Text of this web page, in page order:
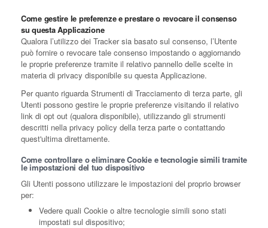
Come gestire le preferenze e prestare o revocare il consenso
su questa Applicazione
Qualora l’utilizzo dei Tracker sia basato sul consenso, l’Utente
può fornire o revocare tale consenso impostando o aggiornando
le proprie preferenze tramite il relativo pannello delle scelte in
materia di privacy disponibile su questa Applicazione.
Per quanto riguarda Strumenti di Tracciamento di terza parte, gli
Utenti possono gestire le proprie preferenze visitando il relativo
link di opt out (qualora disponibile), utilizzando gli strumenti
descritti nella privacy policy della terza parte o contattando
quest'ultima direttamente.
Come controllare o eliminare Cookie e tecnologie simili tramite
le impostazioni del tuo dispositivo
Gli Utenti possono utilizzare le impostazioni del proprio browser
per:
Vedere quali Cookie o altre tecnologie simili sono stati
impostati sul dispositivo;